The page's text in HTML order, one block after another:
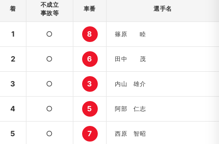
着
不成立
事故等
車番 選手名
1 ○ 8 篠原 睦
2 ○ 6 田中 茂
3 ○ 3 内山 雄介
4 ○ 5 阿部 仁志
5 ○ 7 西原 智昭